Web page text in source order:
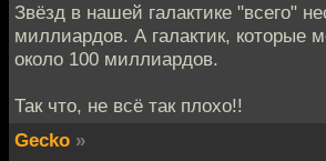
Звёзд в нашей галактике "всего"
миллиардов. А галактик, которые
около 100 миллиардов.
Так что, не всё так плохо!!
Gecko »